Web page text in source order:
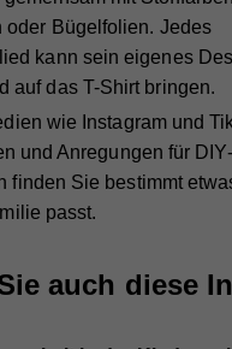
oder Bügelfolien. Jedes
kann sein eigenes
auf das T-Shirt bringen.
wie Instagram und
und Anregungen für
finden Sie bestimmt
passt.
auch diese
die Farbkontrasteinstellung
die Benutzerbandbreite auf
YouTube-Videos zu
Facebook genutzt, um eine
anzuzeigen, zum
Informationen
laufend zu
Analytics
eine eindeutige ID, die
Daten dazu, wie der
anzeigen
werden externe
zugelassen, die von
übermittelt,